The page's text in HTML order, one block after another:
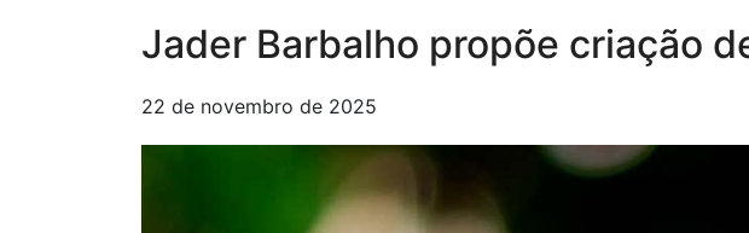
Jader Barbalho propõe criação
22 de novembro de 2025